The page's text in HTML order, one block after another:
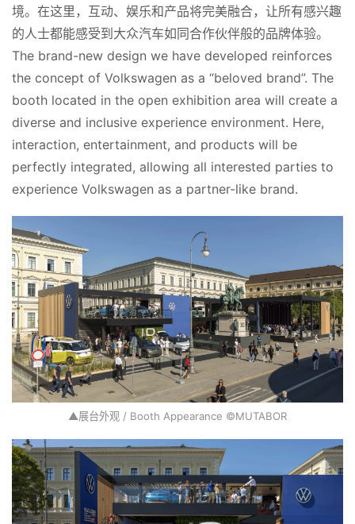
境。在这里，互动、娱乐和产品将完美融合，让所有感兴趣
的人士都能感受到大众汽车如同合作伙伴般的品牌体验。
The brand-new design we have developed reinforces
the concept of Volkswagen as a “beloved brand”. The
booth located in the open exhibition area will create a
diverse and inclusive experience environment. Here,
interaction, entertainment, and products will be
perfectly integrated, allowing all interested parties to
experience Volkswagen as a partner-like brand.
▲展台外观 / Booth Appearance ©MUTABOR